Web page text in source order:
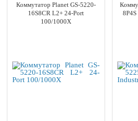
Коммутатор Planet GS-5220-
16S8CR L2+ 24-Port
100/1000X